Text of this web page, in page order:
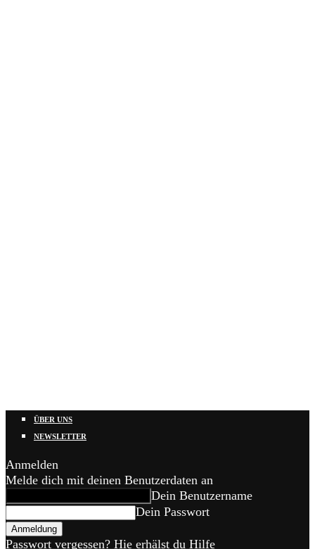
ÜBER UNS
NEWSLETTER
Anmelden
Melde dich mit deinen Benutzerdaten an
Dein Benutzername
Dein Passwort
Passwort vergessen? Hie erhälst du Hilfe